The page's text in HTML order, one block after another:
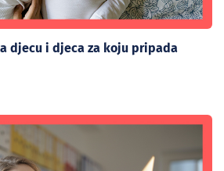
djecu i djeca za koju pripada